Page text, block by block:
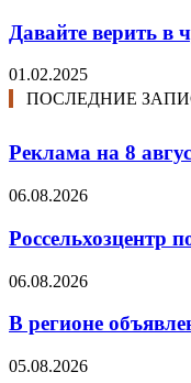
Давайте верить в
01.02.2025
ПОСЛЕДНИЕ
Реклама на 8
06.08.2026
Россельхозцентр
06.08.2026
В регионе
05.08.2026